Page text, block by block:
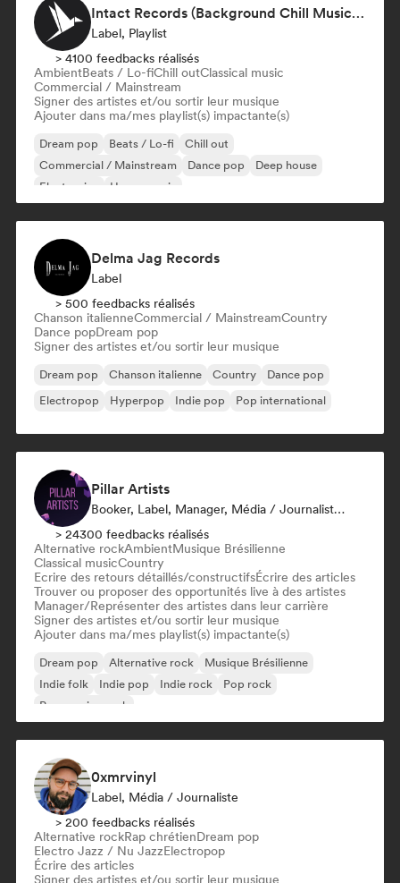
Intact Records (Background Chill Music & Good Vibes On The Road)
Label, Playlist
> 4100 feedbacks réalisés
AmbientBeats / Lo-fiChill outClassical music
Commercial / Mainstream
Signer des artistes et/ou sortir leur musique
Ajouter dans ma/mes playlist(s) impactante(s)
Dream pop Beats / Lo-fi
Chill out
Commercial / Mainstream
Dance pop
Deep house
Electronica
House music
Delma Jag Records
Label
> 500 feedbacks réalisés
Chanson italienneCommercial / MainstreamCountry
Dance popDream pop
Signer des artistes et/ou sortir leur musique
Dream pop Chanson italienne Country
Dance pop
Electropop
Hyperpop Indie pop Pop international
Pillar Artists
Booker, Label, Manager, Média / Journaliste, Mentor, Playlist
> 24300 feedbacks réalisés
Alternative rockAmbientMusique Brésilienne
Classical musicCountry
Ecrire des retours détaillés/constructifsÉcrire des articles
Trouver ou proposer des opportunités live à des artistes
Manager/Représenter des artistes dans leur carrière
Signer des artistes et/ou sortir leur musique
Ajouter dans ma/mes playlist(s) impactante(s)
Dream pop Alternative rock
Musique Brésilienne
Indie folk
Indie pop Indie rock
Pop rock
Progressive rock
0xmrvinyl
Label, Média / Journaliste
> 200 feedbacks réalisés
Alternative rockRap chrétienDream pop
Electro Jazz / Nu JazzElectropop
Écrire des articles
Signer des artistes et/ou sortir leur musique